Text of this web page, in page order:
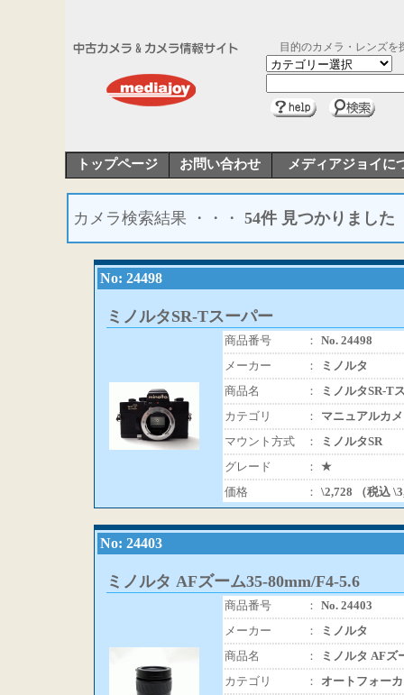
目的のカメラ・レンズを
トップページ お問い合わせ メディアジョイに
カメラ検索結果 ・・・ 54件 見つかりました
No: 24498
ミノルタSR-Tスーパー
商品番号 ： No. 24498
メーカー
：
ミノルタ
商品名
：
ミノルタSR-T
カテゴリ
：
マニュアルカ
マウント方式
：
ミノルタSR
グレード
： ★
価格
： \2,728 （税込
No: 24403
ミノルタ AFズーム35-80mm/F4-5.6
商品番号 ： No. 24403
メーカー
：
ミノルタ
商品名
：
ミノルタ AFズ
カテゴリ
：
オートフォー